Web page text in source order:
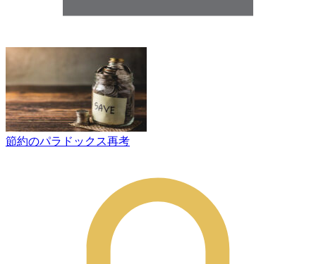
節約のパラドックス再考